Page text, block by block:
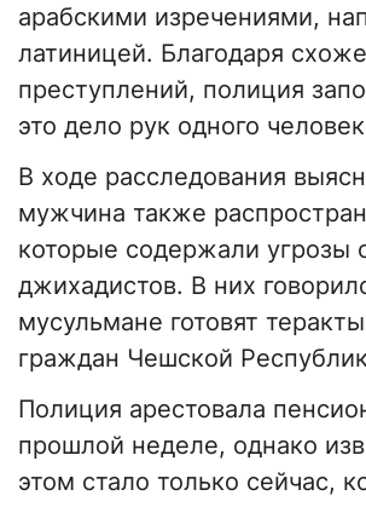
арабскими изречениями,
латиницей. Благодаря
преступлений, полиция
это дело рук одного
В ходе расследования
мужчина также
которые содержали угрозы
джихадистов. В них
мусульмане готовят
граждан Чешской
Полиция арестовала
прошлой неделе, однако
этом стало только сейчас,